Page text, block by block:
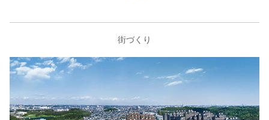
街づくり